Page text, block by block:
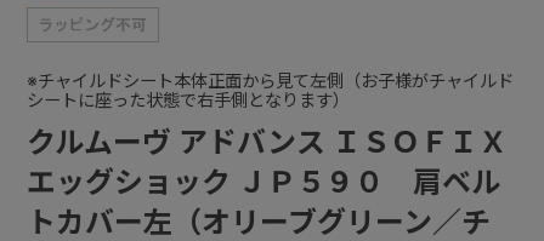
クルムーヴ アドバンス ＩＳＯＦＩＸ
エッグショック ＪＰ５９０ 肩ベル
トカバー左（オリーブグリーン／チ
※チャイルドシート本体正面から見て左側（お子様がチャイルド
シートに座った状態で右手側となります）